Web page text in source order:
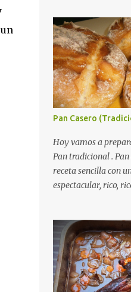
Pan Casero
Hoy vamos a
Pan tradicional .
receta sencilla con
espectacular, rico,
Es económico ( por
éste pan ). El pan
además te aguanta
utilizarlo para otras
picatostes.